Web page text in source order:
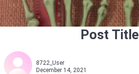
Post Title
8722_User
December 14, 2021